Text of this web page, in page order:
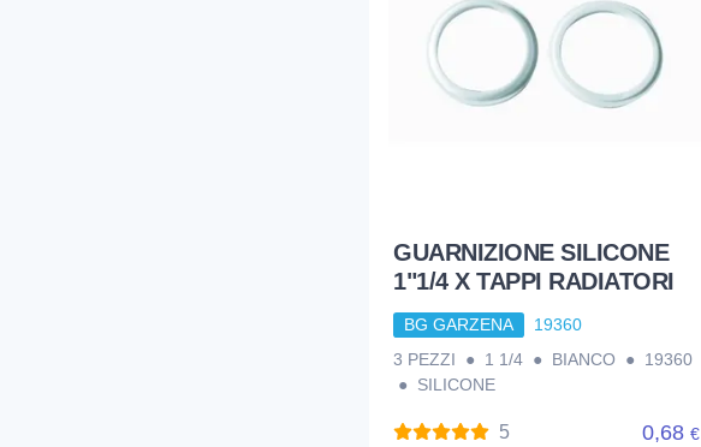
GUARNIZIONE SILICONE
1"1/4 X TAPPI RADIATORI
BG GARZENA
19360
3 PEZZI ● 1 1/4 ● BIANCO ● 19360
● SILICONE
5 0,68 €